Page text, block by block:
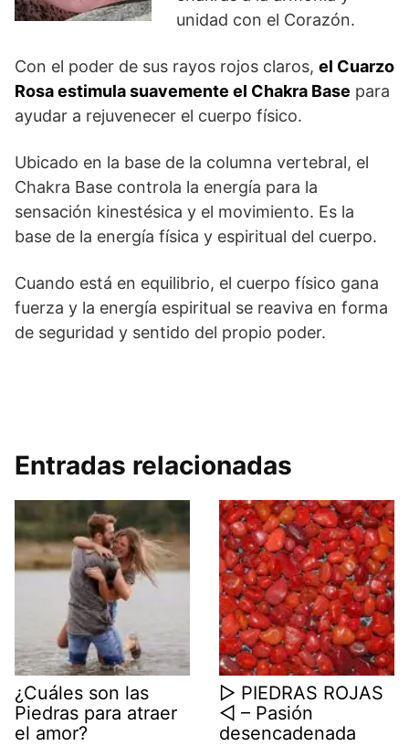
unidad con el Corazón.
Con el poder de sus rayos rojos claros, el Cuarzo
Rosa estimula suavemente el Chakra Base para
ayudar a rejuvenecer el cuerpo físico.
Ubicado en la base de la columna vertebral, el
Chakra Base controla la energía para la
sensación kinestésica y el movimiento. Es la
base de la energía física y espiritual del cuerpo.
Cuando está en equilibrio, el cuerpo físico gana
fuerza y la energía espiritual se reaviva en forma
de seguridad y sentido del propio poder.
Entradas relacionadas
¿Cuáles son las
Piedras para atraer
el amor?
▷ PIEDRAS ROJAS
◁ – Pasión
desencadenada